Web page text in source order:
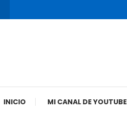
INICIO MI CANAL DE YOUTUBE